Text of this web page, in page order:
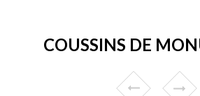
COUSSINS DE